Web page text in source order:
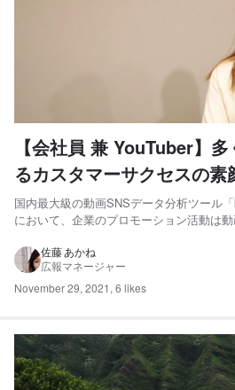
【会社員 兼 YouTuber】
るカスタマーサクセスの素
国内最大級の動画SNSデータ分析ツール
において、企業のプロモーション活動は
決するツールとして、クライアントがどん
す。 kamui tracker...
佐藤 あかね
広報マネージャー
November 29, 2021 ,6 likes